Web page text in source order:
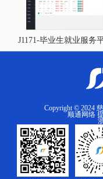
J1171-毕业生就业服务
Copyright © 2024
顺通网络